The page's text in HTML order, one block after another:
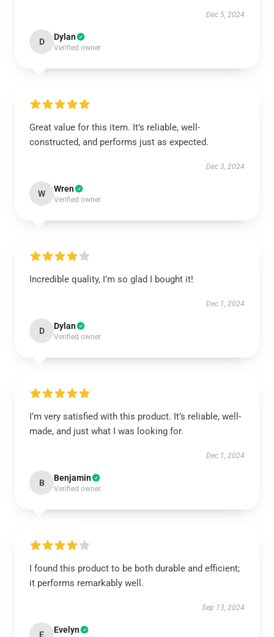
Dec 5, 2024
D Dylan
Verified owner
Great value for this item. It’s reliable, well-
constructed, and performs just as expected.
Dec 3, 2024
W Wren
Verified owner
Incredible quality, I’m so glad I bought it!
Dec 1, 2024
D Dylan
Verified owner
I’m very satisfied with this product. It’s reliable, well-
made, and just what I was looking for.
Dec 1, 2024
B Benjamin
Verified owner
I found this product to be both durable and efficient;
it performs remarkably well.
Sep 13, 2024
E Evelyn